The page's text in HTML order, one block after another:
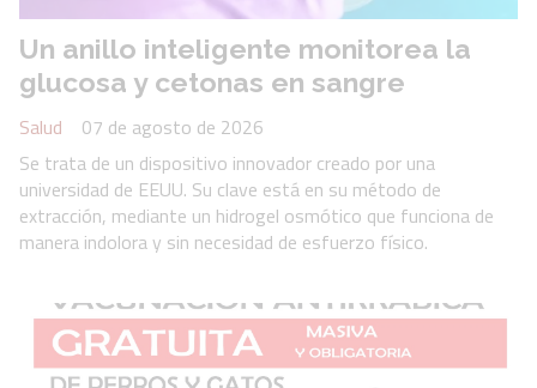
Un anillo inteligente monitorea la
glucosa y cetonas en sangre
Salud
07 de agosto de 2026
Se trata de un dispositivo innovador creado por una
universidad de EEUU. Su clave está en su método de
extracción, mediante un hidrogel osmótico que funciona de
manera indolora y sin necesidad de esfuerzo físico.